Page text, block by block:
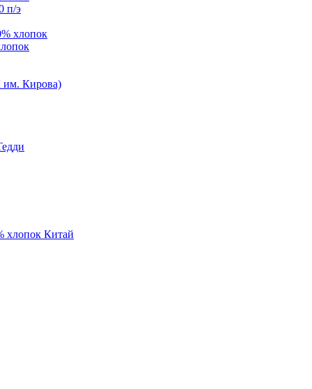
п/э
хлопок
Кирова)
хлопок Китай